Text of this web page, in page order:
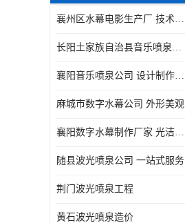
珍珠泉
襄州区水幕电影生产厂 技术精湛
长阳土家族自治县音乐喷泉制作厂家 设计制作安装一体化服务
襄阳音乐喷泉公司 设计制作安装一体化服务
麻城市数字水幕公司 外形美观
襄阳数字水幕制作厂家 光洁度好
随县波光喷泉公司 一站式服务
荆门波光喷泉工程
黄石波光喷泉造价